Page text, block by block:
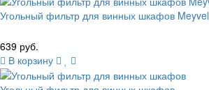
Угольный фильтр для винных шкафов Meyvel
639 руб.
В корзину